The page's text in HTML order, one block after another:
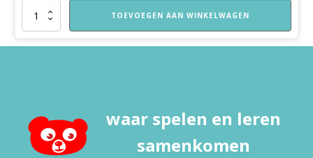
VVE
Kleuters
praten'
aantal
TOEVOEGEN AAN WINKELWAGEN
waar spelen en leren
samenkomen